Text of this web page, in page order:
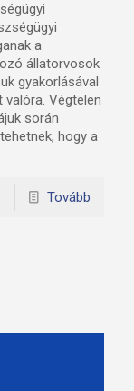
a
állatorvosok
gyakorlásával
Végtelen
során
hogy a
Tovább